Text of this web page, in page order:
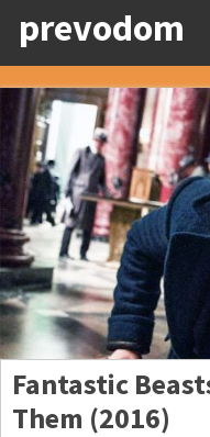
prevodom
Fantastic
Them (2016)